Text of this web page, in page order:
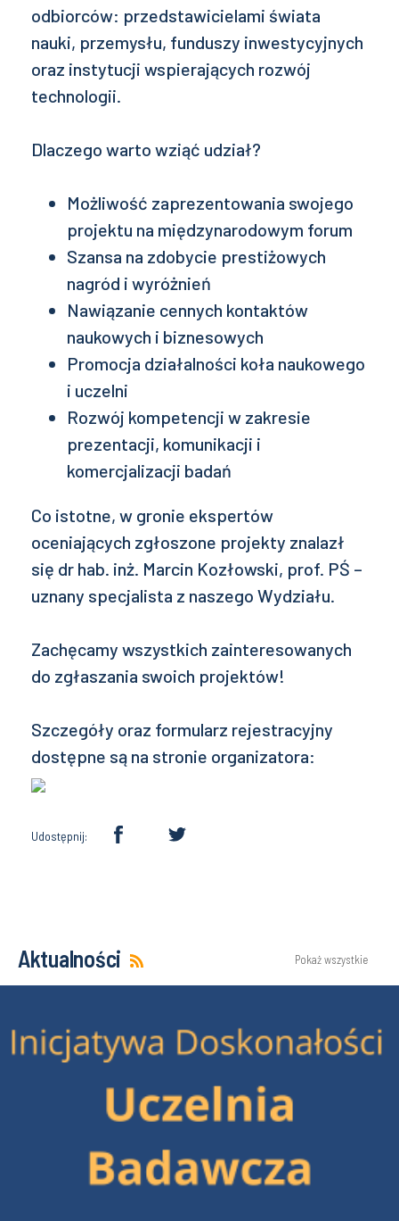
odbiorców: przedstawicielami świata
nauki, przemysłu, funduszy inwestycyjnych
oraz instytucji wspierających rozwój
technologii.
Dlaczego warto wziąć udział?
Możliwość zaprezentowania swojego
projektu na międzynarodowym forum
Szansa na zdobycie prestiżowych
nagród i wyróżnień
Nawiązanie cennych kontaktów
naukowych i biznesowych
Promocja działalności koła naukowego
i uczelni
Rozwój kompetencji w zakresie
prezentacji, komunikacji i
komercjalizacji badań
Co istotne, w gronie ekspertów
oceniających zgłoszone projekty znalazł
się dr hab. inż. Marcin Kozłowski, prof. PŚ –
uznany specjalista z naszego Wydziału.
Zachęcamy wszystkich zainteresowanych
do zgłaszania swoich projektów!
Szczegóły oraz formularz rejestracyjny
dostępne są na stronie organizatora:
Udostępnij:
Aktualności Pokaż wszystkie